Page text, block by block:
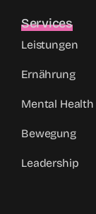
Services
Leistungen
Ernährung
Mental Health
Bewegung
Leadership